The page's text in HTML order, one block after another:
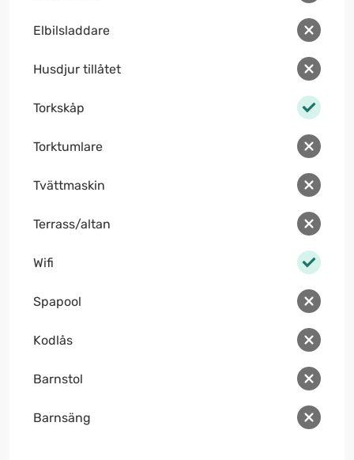
Elbilsladdare
Husdjur tillåtet
Torkskåp
Torktumlare
Tvättmaskin
Terrass/altan
Wifi
Spapool
Kodlås
Barnstol
Barnsäng